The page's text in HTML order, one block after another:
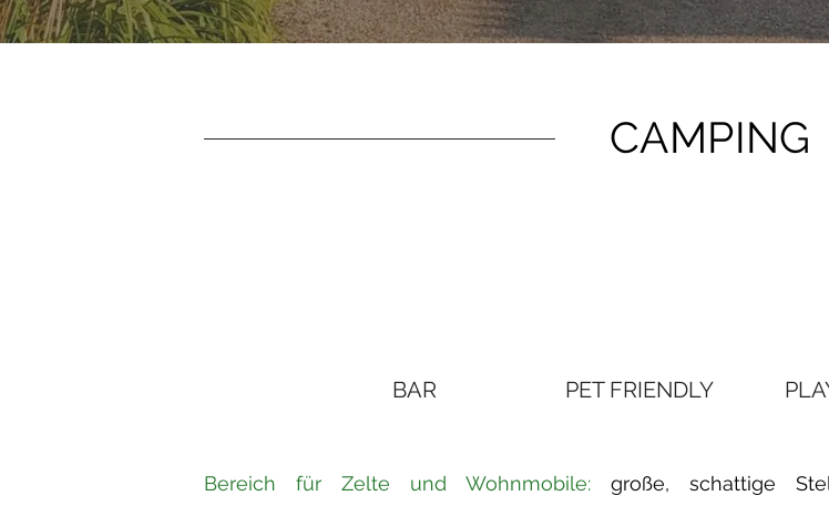
CAMPING
BAR PET FRIENDLY
Bereich für Zelte und Wohnmobile: große, schattige